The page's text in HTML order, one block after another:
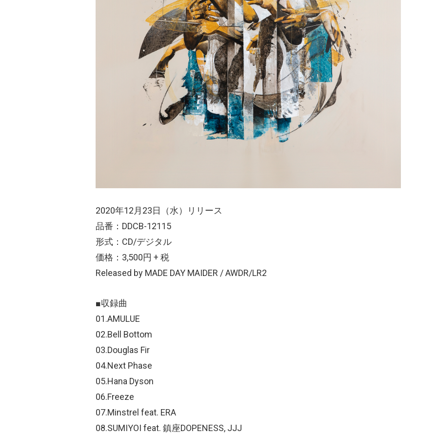
2020年12月23日（水）リリース
品番：DDCB-12115
形式：CD/デジタル
価格：3,500円 + 税
Released by MADE DAY MAIDER / AWDR/LR2
■収録曲
01.AMULUE
02.Bell Bottom
03.Douglas Fir
04.Next Phase
05.Hana Dyson
06.Freeze
07.Minstrel feat. ERA
08.SUMIYOI feat. 鎮座DOPENESS, JJJ